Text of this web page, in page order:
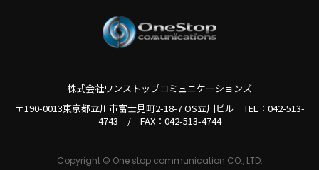
株式会社ワンストップコミュニケーションズ
〒190-0013東京都立川市富士見町2-18-7 OS立川ビル TEL： 042-513-
4743 / FAX：042-513-4744
Copyright © One stop communication CO., LTD.